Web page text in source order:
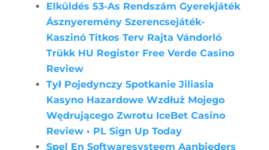
Elküldés 53-As Rendszám Gyerekjáték
Ásznyeremény Szerencsejáték-
Kaszinó Titkos Terv Rajta Vándorló
Trükk HU Register Free Verde Casino
Review
Tył Pojedynczy Spotkanie Jiliasia
Kasyno Hazardowe Wzdłuż Mojego
Wędrującego Zwrotu IceBet Casino
Review • PL Sign Up Today
Spel En Softwaresysteem Aanbieders